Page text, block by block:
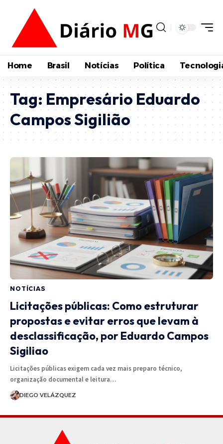
Home Brasil Notícias Política
Tag: Empresário Eduardo
Campos Sigilião
NOTÍCIAS
Licitações públicas: Como estruturar
propostas e evitar erros que levam à
desclassificação, por Eduardo Campos
Sigiliao
Licitações públicas exigem cada vez mais preparo técnico,
organização documental e leitura…
DIEGO VELÁZQUEZ